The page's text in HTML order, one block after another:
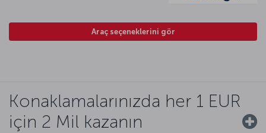
Araç seçeneklerini gör
Konaklamalarınızda her 1 EUR
için 2 Mil kazanın